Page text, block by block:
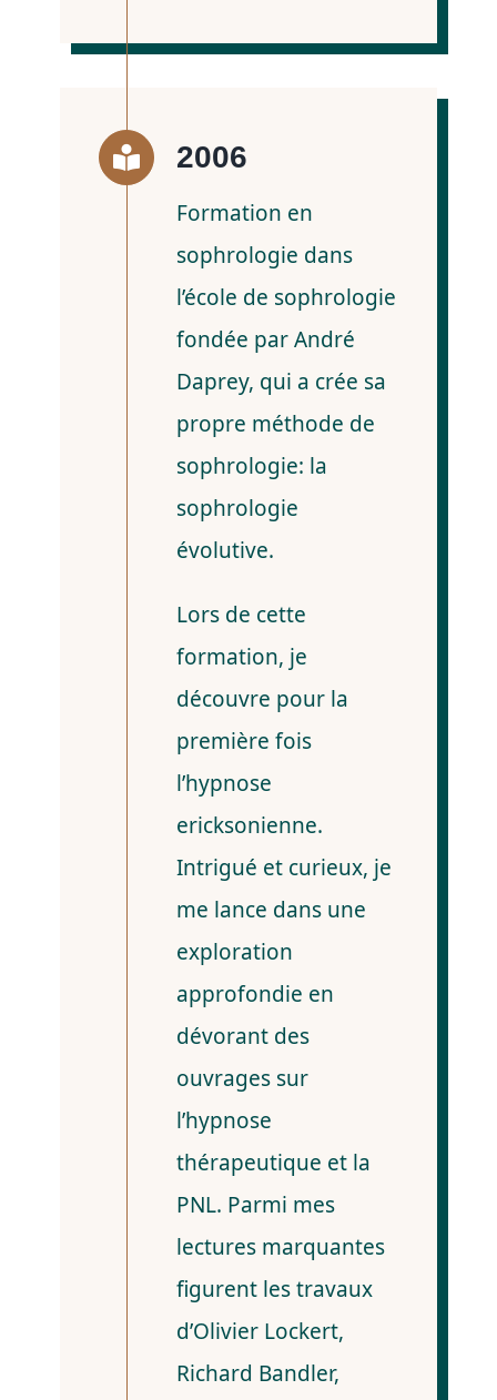
2006
Formation en
sophrologie dans
l’école de sophrologie
fondée par André
Daprey, qui a crée sa
propre méthode de
sophrologie: la
sophrologie
évolutive.
Lors de cette
formation, je
découvre pour la
première fois
l’hypnose
ericksonienne.
Intrigué et curieux, je
me lance dans une
exploration
approfondie en
dévorant des
ouvrages sur
l’hypnose
thérapeutique et la
PNL. Parmi mes
lectures marquantes
figurent les travaux
d’Olivier Lockert,
Richard Bandler,